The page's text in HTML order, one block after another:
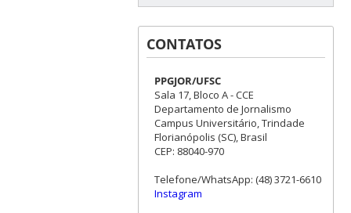
CONTATOS
PPGJOR/UFSC
Sala 17, Bloco A - CCE
Departamento de Jornalismo
Campus Universitário, Trindade
Florianópolis (SC), Brasil
CEP: 88040-970
Telefone/WhatsApp: (48) 3721-6610
Instagram